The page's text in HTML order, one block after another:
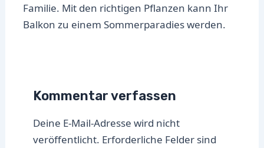
Familie. Mit den richtigen Pflanzen kann Ihr
Balkon zu einem Sommerparadies werden.
Kommentar verfassen
Deine E-Mail-Adresse wird nicht
veröffentlicht. Erforderliche Felder sind